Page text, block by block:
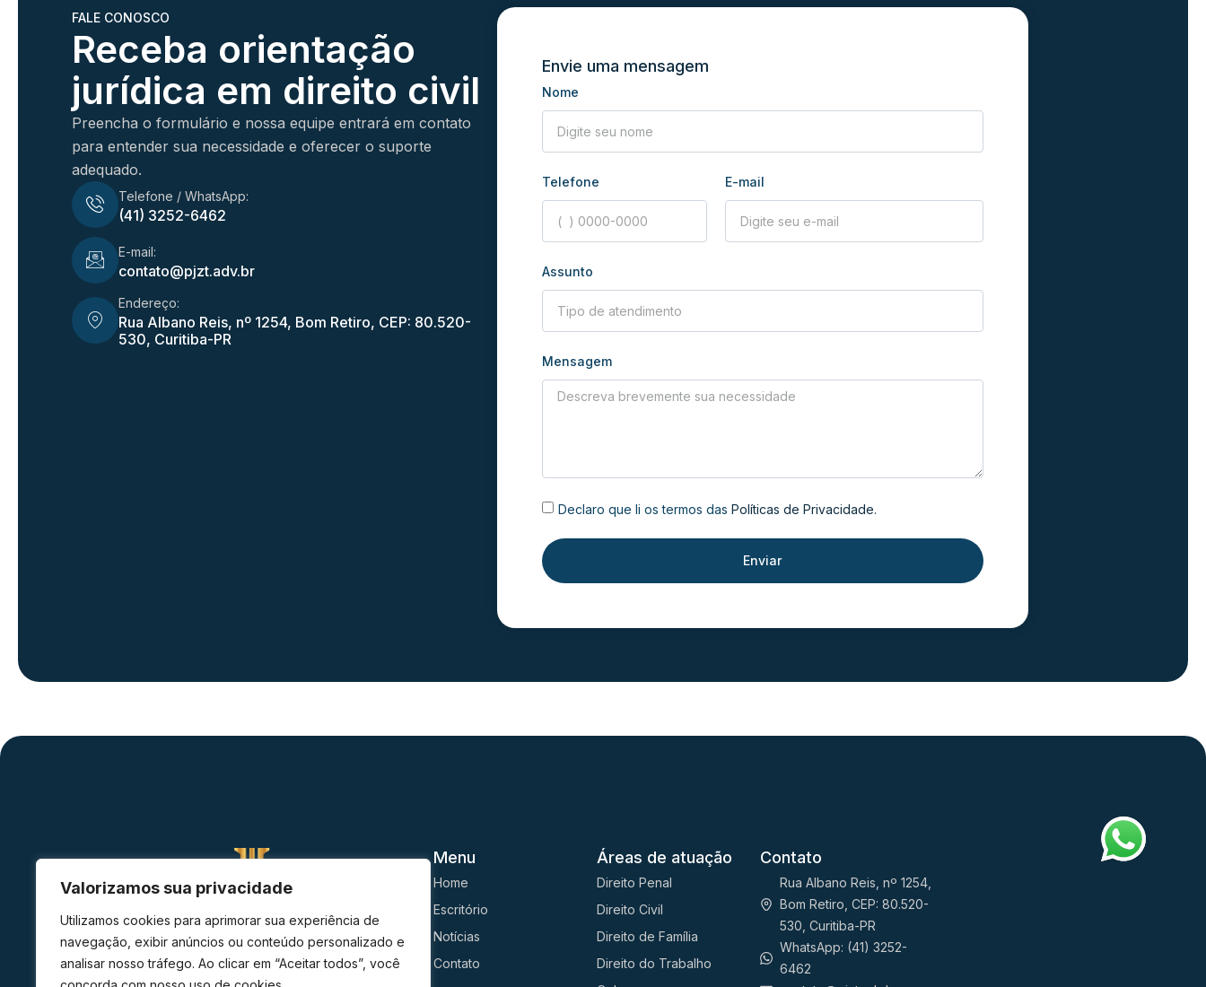
Valorizamos sua privacidade
Utilizamos cookies para aprimorar sua experiência de
navegação, exibir anúncios ou conteúdo personalizado e
analisar nosso tráfego. Ao clicar em “Aceitar todos”, você
FALE CONOSCO
Receba orientação
jurídica em direito civil
Preencha o formulário e nossa equipe entrará em contato
para entender sua necessidade e oferecer o suporte
adequado.
Telefone / WhatsApp:
(41) 3252-6462
E-mail:
contato@pjzt.adv.br
Endereço:
Rua Albano Reis, nº 1254, Bom Retiro, CEP: 80.520-
530, Curitiba-PR
Envie uma mensagem
Nome
Telefone E-mail
Assunto
Mensagem
Declaro que li os termos das Políticas de Privacidade.
Enviar
Escritório de advocacia em Curitiba com atuação estratégica
em diversas áreas do direito, oferecendo atendimento
ético, transparente e com alto nível técnico.
Menu
Home
Escritório
Notícias
Contato
Áreas de atuação
Direito Penal
Direito Civil
Direito de Família
Direito do Trabalho
Contato
Rua Albano Reis, nº 1254,
Bom Retiro, CEP: 80.520-
530, Curitiba-PR
WhatsApp: (41) 3252-
6462